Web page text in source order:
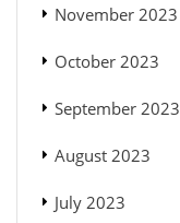
November 2023
October 2023
September 2023
August 2023
July 2023